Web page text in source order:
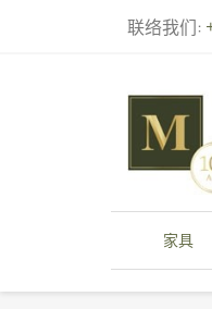
联络我们:
家具